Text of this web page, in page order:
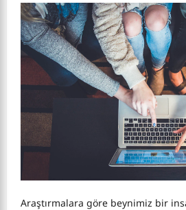
Araştırmalara göre beynimiz bir